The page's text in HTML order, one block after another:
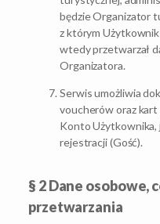
będzie Organizator
z którym
wtedy przetwarzał
Organizatora.
Serwis umożliwia
voucherów oraz
Konto Użytkownika,
rejestracji (Gość).
§ 2 Dane osobowe,
przetwarzania